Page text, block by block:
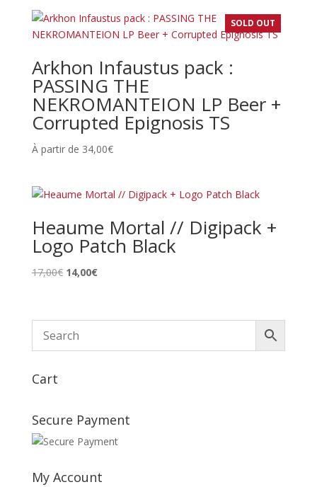
SOLD OUT
Arkhon Infaustus pack :
PASSING THE
NEKROMANTEION LP Beer +
Corrupted Epignosis TS
À partir de 34,00€
Heaume Mortal // Digipack +
Logo Patch Black
17,00€ Le
était :
17,00€.
14,00€Le
est :
Cart
Secure Payment
My Account